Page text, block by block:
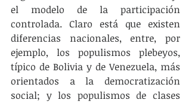
el modelo de la participación
controlada. Claro está que existen
diferencias nacionales, entre, por
ejemplo, los populismos plebeyos,
típico de Bolivia y de Venezuela, más
orientados a la democratización
social; y los populismos de clases